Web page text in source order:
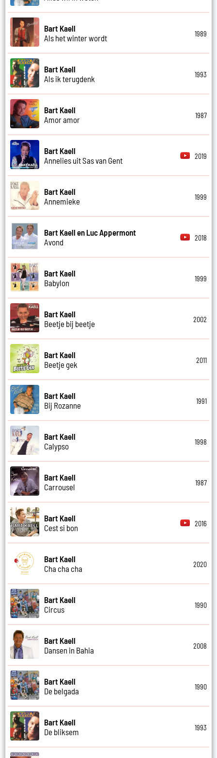
Bart Kaell
Als het winter wordt
1989
Bart Kaell
Als ik terugdenk
1993
Bart Kaell
Amor amor
1987
Bart Kaell
Annelies uit Sas van Gent
2019
Bart Kaell
Annemieke
1999
Bart Kaell en Luc Appermont
Avond
2018
Bart Kaell
Babylon
1999
Bart Kaell
Beetje bij beetje
2002
Bart Kaell
Beetje gek
2011
Bart Kaell
Bij Rozanne
1991
Bart Kaell
Calypso
1998
Bart Kaell
Carrousel
1987
Bart Kaell
Cest si bon
2016
Bart Kaell
Cha cha cha
2020
Bart Kaell
Circus
1990
Bart Kaell
Dansen in Bahia
2008
Bart Kaell
De belgada
1990
Bart Kaell
De bliksem
1993